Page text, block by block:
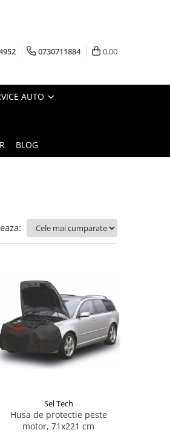
0730711884 0,00
AUTO
BLOG
Sel Tech
Husa de protectie peste
motor, 71x221 cm